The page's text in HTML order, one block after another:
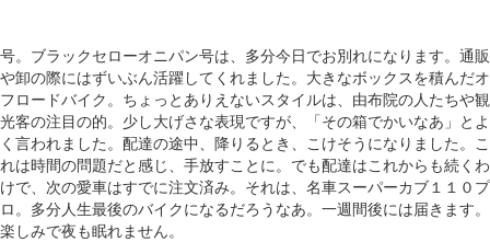
号。ブラックセローオニパン号は、多分今日でお別れになります。通販
や卸の際にはずいぶん活躍してくれました。大きなボックスを積んだオ
フロードバイク。ちょっとありえないスタイルは、由布院の人たちや観
光客の注目の的。少し大げさな表現ですが、「その箱でかいなあ」とよ
く言われました。配達の途中、降りるとき、こけそうになりました。こ
れは時間の問題だと感じ、手放すことに。でも配達はこれからも続くわ
けで、次の愛車はすでに注文済み。それは、名車スーパーカブ１１０プ
ロ。多分人生最後のバイクになるだろうなあ。一週間後には届きます。
楽しみで夜も眠れません。